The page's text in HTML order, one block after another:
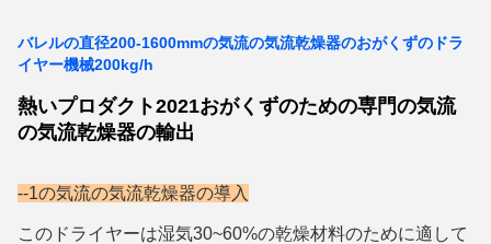
バレルの直径200-1600mmの気流の気流乾燥器のおがくずのドラ
イヤー機械200kg/h
熱いプロダクト2021おがくずのための専門の気流
の気流乾燥器の輸出
--1の気流の気流乾燥器の導入
このドライヤーは湿気30~60%の乾燥材料のために適して